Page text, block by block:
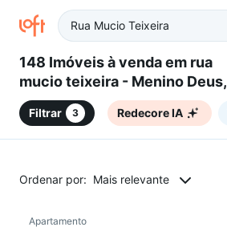
148 Imóveis à venda em rua
mucio teixeira - Menino Deus,
Porto Alegre, RS
Filtrar 3 Redecore IA
Ordenar por: Mais relevante
Redecorar
Apartamento